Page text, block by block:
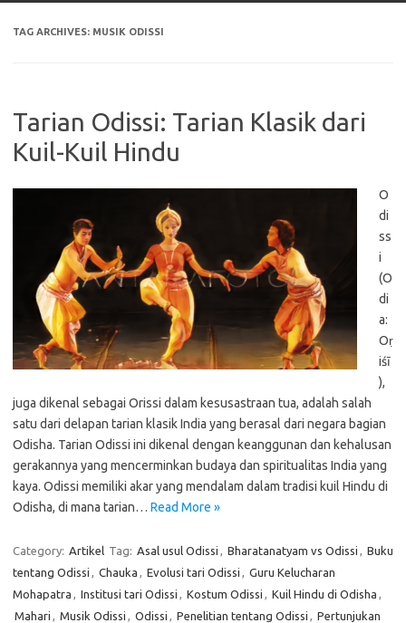
TAG ARCHIVES: MUSIK ODISSI
Tarian Odissi: Tarian Klasik dari
Kuil-Kuil Hindu
O
di
ss
i
(O
di
a:
Oṛ
iśī
),
juga dikenal sebagai Orissi dalam kesusastraan tua, adalah salah
satu dari delapan tarian klasik India yang berasal dari negara bagian
Odisha. Tarian Odissi ini dikenal dengan keanggunan dan kehalusan
gerakannya yang mencerminkan budaya dan spiritualitas India yang
kaya. Odissi memiliki akar yang mendalam dalam tradisi kuil Hindu di
Odisha, di mana tarian… Read More »
Category: Artikel Tag: Asal usul Odissi , Bharatanatyam vs Odissi , Buku
tentang Odissi , Chauka , Evolusi tari Odissi , Guru Kelucharan
Mohapatra , Institusi tari Odissi , Kostum Odissi , Kuil Hindu di Odisha ,
Mahari , Musik Odissi , Odissi , Penelitian tentang Odissi , Pertunjukan